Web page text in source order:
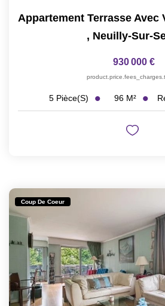
, Neuilly-Sur-
930 000 €
5 Pièce(s) 96 M²
Coup De Coeur